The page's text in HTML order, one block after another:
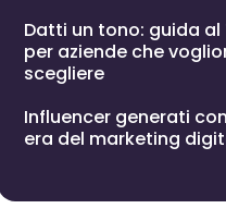
Datti un tono: guida al
per aziende che
scegliere
Influencer generati
era del marketing